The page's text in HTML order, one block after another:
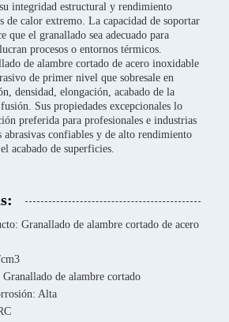
integridad estructural y rendimiento
de calor extremo. La capacidad de soportar
que el granallado sea adecuado para
procesos o entornos térmicos.
de alambre cortado de acero inoxidable
de primer nivel que sobresale en
densidad, elongación, acabado de la
Sus propiedades excepcionales lo
preferida para profesionales e industrias
abrasivas confiables y de alto rendimiento
acabado de superficies.
Granallado de alambre cortado de acero
de alambre cortado
Alta